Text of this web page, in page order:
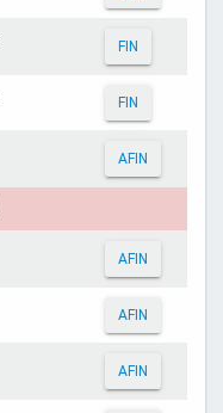
FIN
FIN
AFIN
AFIN
AFIN
AFIN